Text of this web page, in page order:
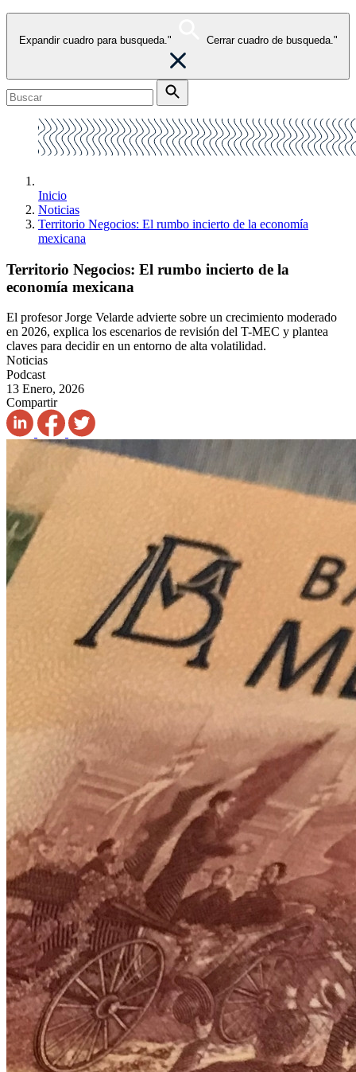
Expandir cuadro para busqueda." Cerrar cuadro de busqueda."
Inicio
Noticias
Territorio Negocios: El rumbo incierto de la economía
mexicana
Territorio Negocios: El rumbo incierto de la
economía mexicana
El profesor Jorge Velarde advierte sobre un crecimiento moderado
en 2026, explica los escenarios de revisión del T-MEC y plantea
claves para decidir en un entorno de alta volatilidad.
Noticias
Podcast
13 Enero, 2026
Compartir